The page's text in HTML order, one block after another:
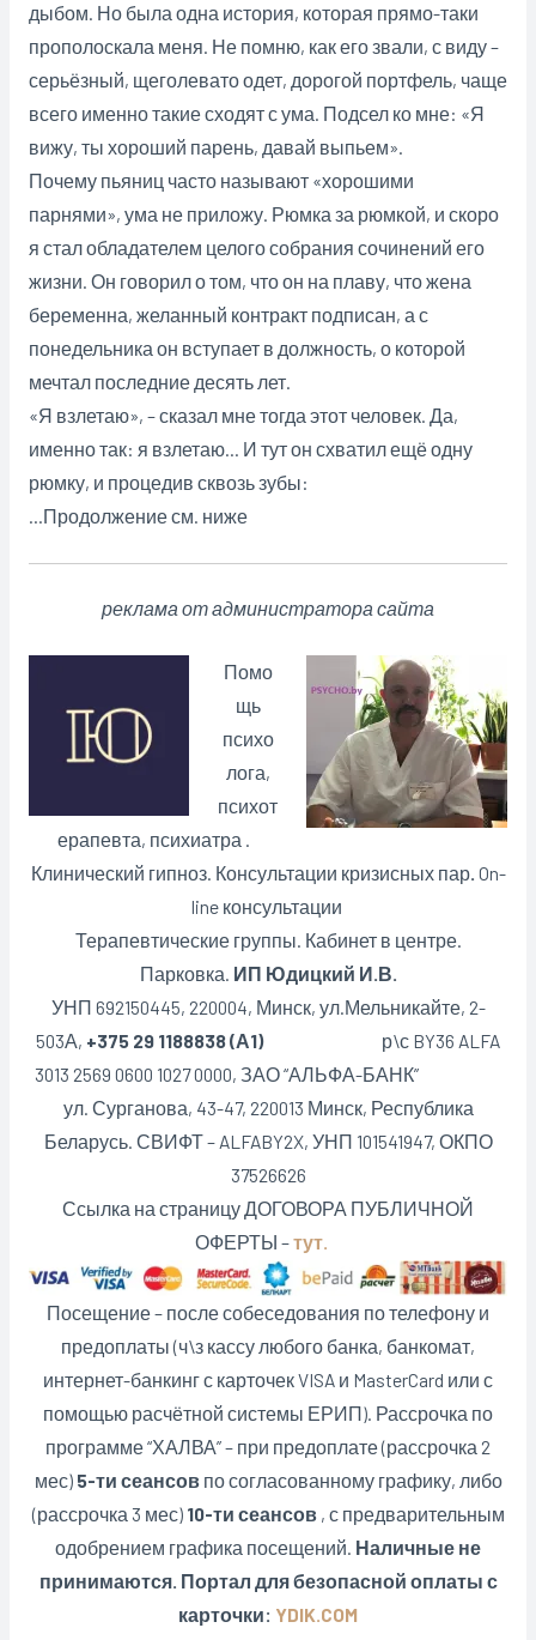
дыбом. Но была одна история, которая прямо-таки
прополоскала меня. Не помню, как его звали, с виду –
серьёзный, щеголевато одет, дорогой портфель, чаще
всего именно такие сходят с ума. Подсел ко мне: «Я
вижу, ты хороший парень, давай выпьем».
Почему пьяниц часто называют «хорошими
парнями», ума не приложу. Рюмка за рюмкой, и скоро
я стал обладателем целого собрания сочинений его
жизни. Он говорил о том, что он на плаву, что жена
беременна, желанный контракт подписан, а с
понедельника он вступает в должность, о которой
мечтал последние десять лет.
«Я взлетаю», – сказал мне тогда этот человек. Да,
именно так: я взлетаю… И тут он схватил ещё одну
рюмку, и процедив сквозь зубы:
…Продолжение см. ниже
реклама от администратора сайта
Помо
щь
психо
лога,
психот
ерапевта, психиатра .
Клинический гипноз. Консультации кризисных пар. On-
line консультации
Терапевтические группы. Кабинет в центре.
Парковка. ИП Юдицкий И.В.
УНП 692150445, 220004, Минск, ул.Мельникайте, 2-
503А, +375 29 1188838 (А1)р\с BY36 ALFA
3013 2569 0600 1027 0000, ЗАО “АЛЬФА-БАНК”
ул. Сурганова, 43-47, 220013 Минск, Республика
Беларусь. СВИФТ – ALFABY2X, УНП 101541947, ОКПО
37526626
Ссылка на страницу ДОГОВОРА ПУБЛИЧНОЙ
ОФЕРТЫ –тут.
Посещение – после собеседования по телефону и
предоплаты (ч\з кассу любого банка, банкомат,
интернет-банкинг с карточек VISA и MasterCard или с
помощью расчётной системы ЕРИП). Рассрочка по
программе “ХАЛВА” – при предоплате (рассрочка 2
мес) 5-ти сеансовпо согласованному графику, либо
(рассрочка 3 мес) 10-ти сеансов, с предварительным
одобрением графика посещений. Наличные не
принимаются. Портал для безопасной оплаты с
карточки: YDIK.COM